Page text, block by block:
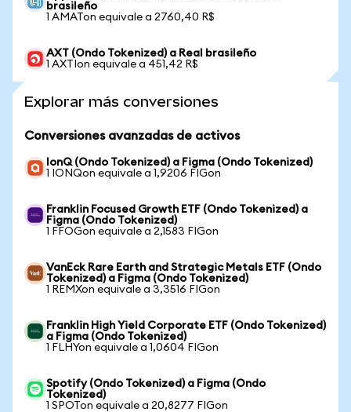
brasileño
1 AMATon equivale a 2760,40 R$
AXT (Ondo Tokenized) a Real brasileño
1 AXTIon equivale a 451,42 R$
Explorar más conversiones
Conversiones avanzadas de activos
IonQ (Ondo Tokenized) a Figma (Ondo Tokenized)
1 IONQon equivale a 1,9206 FIGon
Franklin Focused Growth ETF (Ondo Tokenized) a
Figma (Ondo Tokenized)
1 FFOGon equivale a 2,1583 FIGon
VanEck Rare Earth and Strategic Metals ETF (Ondo
Tokenized) a Figma (Ondo Tokenized)
1 REMXon equivale a 3,3516 FIGon
Franklin High Yield Corporate ETF (Ondo Tokenized)
a Figma (Ondo Tokenized)
1 FLHYon equivale a 1,0604 FIGon
Spotify (Ondo Tokenized) a Figma (Ondo
Tokenized)
1 SPOTon equivale a 20,8277 FIGon